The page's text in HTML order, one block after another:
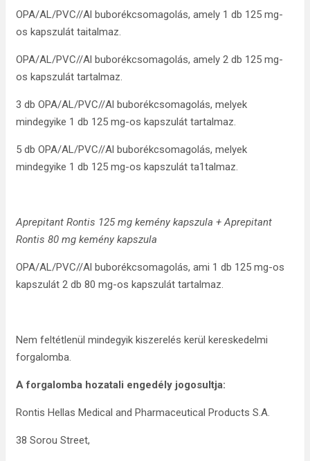
OPA/AL/PVC//Al buborékcsomagolás, amely 1 db 125 mg-
os kapszulát taitalmaz.
OPA/AL/PVC//Al buborékcsomagolás, amely 2 db 125 mg-
os kapszulát tartalmaz.
3 db OPA/AL/PVC//Al buborékcsomagolás, melyek
mindegyike 1 db 125 mg-os kapszulát tartalmaz.
5 db OPA/AL/PVC//Al buborékcsomagolás, melyek
mindegyike 1 db 125 mg-os kapszulát ta1talmaz.
Aprepitant Rontis 125 mg kemény kapszula + Aprepitant
Rontis 80 mg kemény kapszula
OPA/AL/PVC//Al buborékcsomagolás, ami 1 db 125 mg-os
kapszulát 2 db 80 mg-os kapszulát tartalmaz.
Nem feltétlenül mindegyik kiszerelés kerül kereskedelmi
forgalomba.
A forgalomba hozatali engedély jogosultja:
Rontis Hellas Medical and Pharmaceutical Products S.A.
38 Sorou Street,